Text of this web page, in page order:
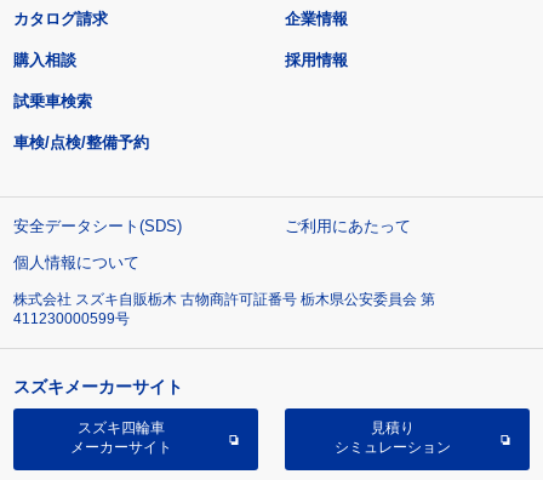
カタログ請求
購入相談
試乗車検索
車検/点検/整備予約
企業情報
採用情報
安全データシート(SDS)
ご利用にあたって
個人情報について
株式会社 スズキ自販栃木 古物商許可証番号 栃木県公安委員会 第
411230000599号
スズキメーカーサイト
スズキ四輪車
メーカーサイト
見積り
シミュレーション